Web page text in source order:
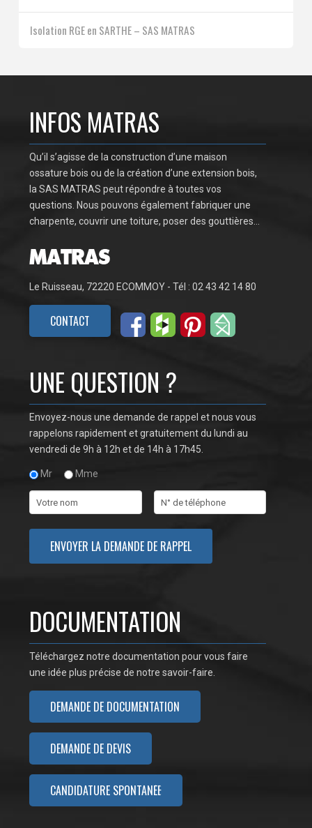
Isolation RGE en SARTHE – SAS MATRAS
INFOS MATRAS
Qu’il s’agisse de la construction d’une maison
ossature bois ou de la création d’une extension bois,
la SAS MATRAS peut répondre à toutes vos
questions. Nous pouvons également fabriquer une
charpente, couvrir une toiture, poser des gouttières…
Le Ruisseau, 72220 ECOMMOY - Tél : 02 43 42 14 80
CONTACT
UNE QUESTION ?
Envoyez-nous une demande de rappel et nous vous
rappelons rapidement et gratuitement du lundi au
vendredi de 9h à 12h et de 14h à 17h45.
Mr Mme
DOCUMENTATION
Téléchargez notre documentation pour vous faire
une idée plus précise de notre savoir-faire.
DEMANDE DE DOCUMENTATION
DEMANDE DE DEVIS
CANDIDATURE SPONTANÉE